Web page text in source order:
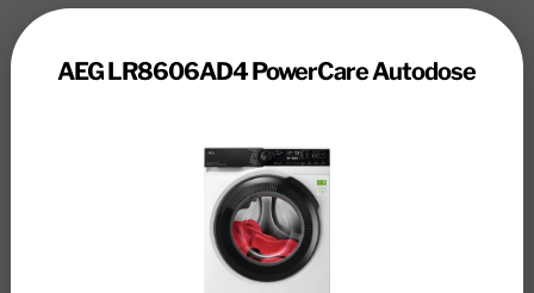
Review
Was een halve trommel in 59 minuten schoon met de
AEG LR8606AD4 PowerCare Autodose. Deze
wasmachine wast snel en energiezuinig, ook bij kleine
ladingen. Met het PowerClean 59' programma verwijder
AEG LR8606AD4 PowerCare Autodose